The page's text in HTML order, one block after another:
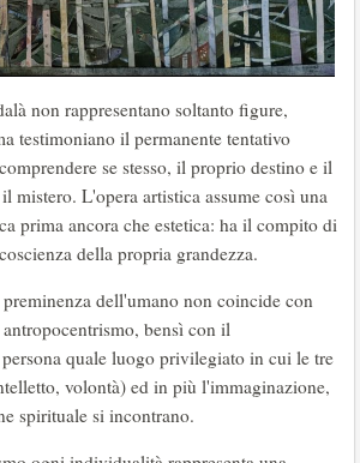
non rappresentano soltanto figure,
testimoniano il permanente tentativo
se stesso, il proprio destino e il
mistero. L'opera artistica assume così una
prima ancora che estetica: ha il compito di
della propria grandezza.
dell'umano non coincide con
bensì con il
quale luogo privilegiato in cui le tre
volontà) ed in più l'immaginazione,
spirituale si incontrano.